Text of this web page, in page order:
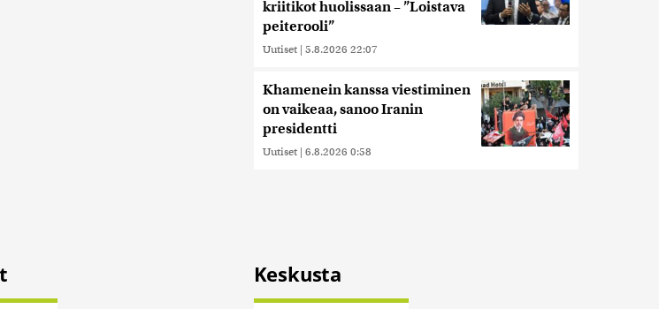
kriitikot huolissaan – ”Loistava
peiterooli”
Uutiset | 5.8.2026 22:07
Khamenein kanssa viestiminen
on vaikeaa, sanoo Iranin
presidentti
Uutiset | 6.8.2026 0:58
Keskusta